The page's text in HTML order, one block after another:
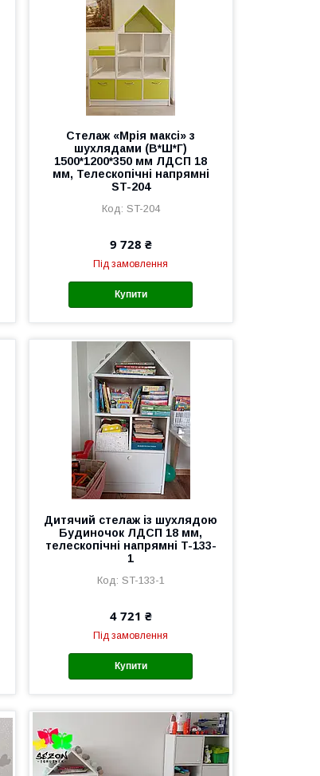
Стелаж «Мрія максі» з
шухлядами (В*Ш*Г)
1500*1200*350 мм ЛДСП 18
мм, Телескопічні напрямні
ST-204
ST-204
9 728 ₴
Під замовлення
Купити
Дитячий стелаж із шухлядою
Будиночок ЛДСП 18 мм,
телескопічні напрямні T-133-
1
ST-133-1
4 721 ₴
Під замовлення
Купити